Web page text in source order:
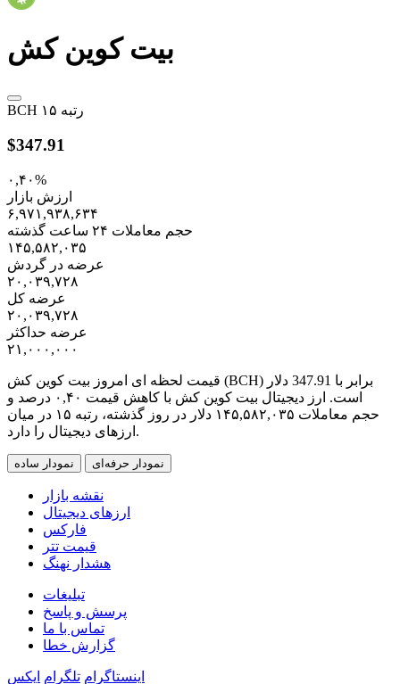
بیت کوین کش
BCH رتبه ۱۵
$347.91
۰,۴۰%
ارزش بازار
۶,۹۷۱,۹۳۸,۶۳۴
حجم معاملات ۲۴ ساعت گذشته
۱۴۵,۵۸۲,۰۳۵
عرضه در گردش
۲۰,۰۳۹,۷۲۸
عرضه کل
۲۰,۰۳۹,۷۲۸
عرضه حداکثر
۲۱,۰۰۰,۰۰۰
قیمت لحظه ای امروز بیت کوین کش (BCH) برابر با 347.91 دلار
است. ارز دیجیتال بیت کوین کش با کاهش قیمت ۰,۴۰ درصد و
حجم معاملات ۱۴۵,۵۸۲,۰۳۵ دلار در روز گذشته، رتبه ۱۵ در میان
ارزهای دیجیتال را دارد.
نمودار ساده نمودار حرفه‌ای
نقشه بازار
ارزهای دیجیتال
فارکس
قیمت تتر
هشدار نهنگ
تبلیغات
پرسش و پاسخ
تماس با ما
گزارش خطا
اینستاگرام تلگرام ایکس